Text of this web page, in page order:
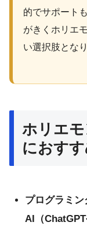
的でサポート
がきくホリエ
い選択肢となり
ホリエ
におすす
プログラミ
AI（